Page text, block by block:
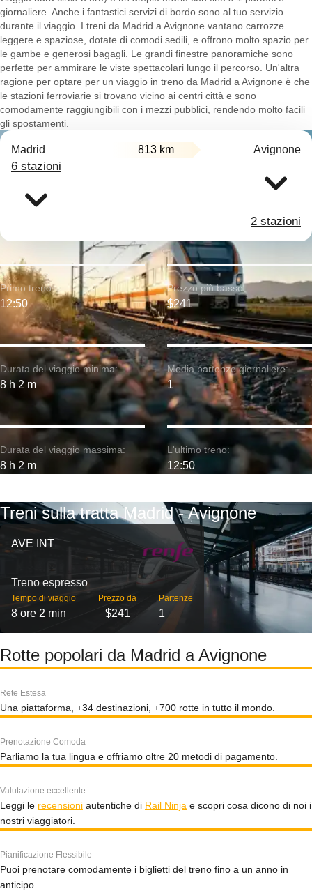
giornaliere. Anche i fantastici servizi di bordo sono al tuo servizio
durante il viaggio. I treni da Madrid a Avignone vantano carrozze
leggere e spaziose, dotate di comodi sedili, e offrono molto spazio per
le gambe e generosi bagagli. Le grandi finestre panoramiche sono
perfette per ammirare le viste spettacolari lungo il percorso. Un'altra
ragione per optare per un viaggio in treno da Madrid a Avignone è che
le stazioni ferroviarie si trovano vicino ai centri città e sono
comodamente raggiungibili con i mezzi pubblici, rendendo molto facili
gli spostamenti.
Madrid 813 km Avignone
6 stazioni
2 stazioni
Durata del viaggio minima:
8 h 2 m
Primo treno:
12:50
Durata del viaggio massima:
8 h 2 m
Prezzo più basso:
$241
Media partenze giornaliere:
1
L'ultimo treno:
12:50
Treni sulla tratta Madrid - Avignone
AVE INT
Treno espresso
Tempo di viaggio
8 ore 2 min
Prezzo da
$241
Partenze
1
Rotte popolari da Madrid a Avignone
Rete Estesa
Una piattaforma, +34 destinazioni, +700 rotte in tutto il mondo.
Prenotazione Comoda
Parliamo la tua lingua e offriamo oltre 20 metodi di pagamento.
Valutazione eccellente
Leggi le recensioni autentiche di Rail Ninja e scopri cosa dicono di noi i
nostri viaggiatori.
Pianificazione Flessibile
Puoi prenotare comodamente i biglietti del treno fino a un anno in
anticipo.